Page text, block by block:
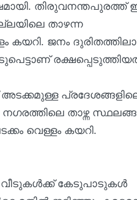
തിരുവനന്തപുരത്ത്
താഴന്ന
കയറി. ജനം
അടക്കമുള്ള
താഴ്ന്ന
വെള്ളം കയറി.
വീടുകൾക്ക് കേടുപാടുകൾ